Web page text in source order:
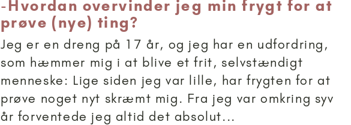
-Hvordan overvinder jeg min frygt for at
prøve (nye) ting?
Jeg er en dreng på 17 år, og jeg har en udfordring,
som hæmmer mig i at blive et frit, selvstændigt
menneske: Lige siden jeg var lille, har frygten for at
prøve noget nyt skræmt mig. Fra jeg var omkring syv
år forventede jeg altid det absolut...